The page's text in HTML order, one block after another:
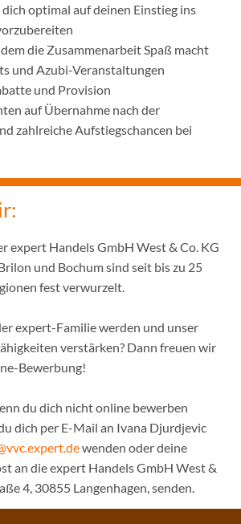
dich optimal auf deinen Einstieg ins
dem die Zusammenarbeit Spaß macht
und Azubi-Veranstaltungen
und Provision
auf Übernahme nach der
zahlreiche Aufstiegschancen bei
expert Handels GmbH West & Co. KG
und Bochum sind seit bis zu 25
fest verwurzelt.
expert-Familie werden und unser
verstärken? Dann freuen wir
Bewerbung!
du dich nicht online bewerben
dich per E-Mail an Ivana Djurdjevic
wenden oder deine
an die expert Handels GmbH West &
4, 30855 Langenhagen, senden.